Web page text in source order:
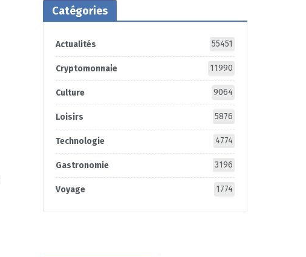
Catégories
Actualités 55451
Cryptomonnaie 11990
Culture 9064
Loisirs 5876
Technologie 4774
Gastronomie 3196
Voyage 1774